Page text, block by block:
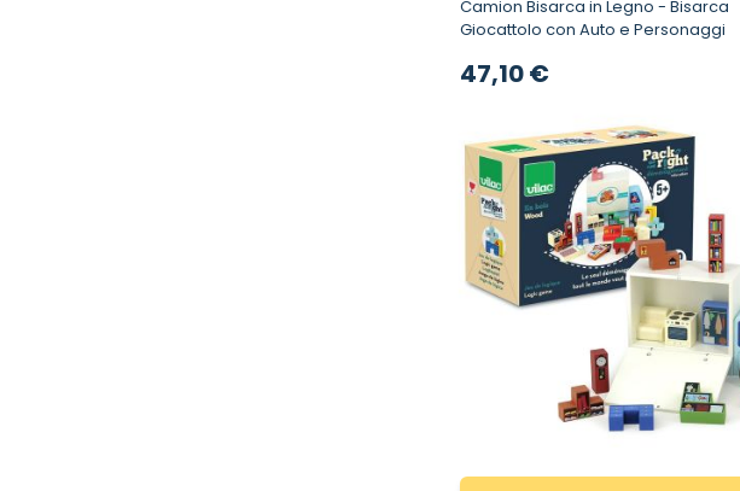
Camion Bisarca in Legno - Bisarca
Giocattolo con Auto e Personaggi
47,10 €